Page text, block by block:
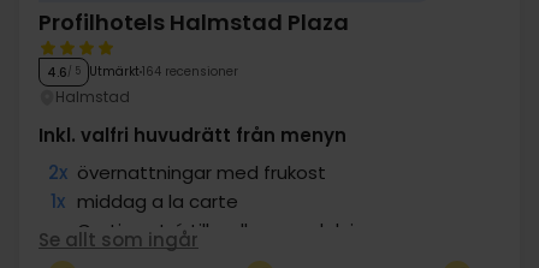
Profilhotels Halmstad Plaza
4.6/ 5 Utmärkt 164 recensioner
Halmstad
Inkl. valfri huvudrätt från menyn
2x övernattningar med frukost
1x middag a la carte
∞
Gratis entré till wellnessavdelning
1x
kaffe/te med sötsak efter middagen
Se allt som ingår